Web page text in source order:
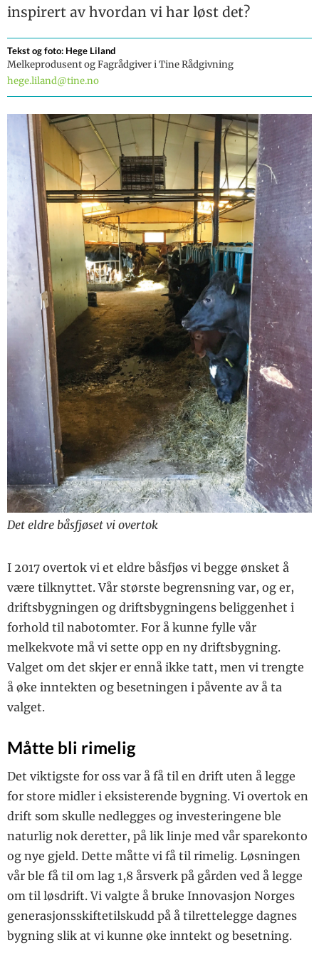
delindekser hos NRF
avlsemner til
avlsarbeidet på NRF
Masteroppgave om
kalvehelse
Gull til Tomb i
sørlige gårder
Jus-spalten
DAGROS
Q-bonden
Animalia
TINE
inspirert av hvordan vi har løst det?
Tekst og foto: Hege Liland
Melkeprodusent og Fagrådgiver i Tine Rådgivning
hege.liland@tine.no
Det eldre båsfjøset vi overtok
I 2017 overtok vi et eldre båsfjøs vi begge ønsket å
være tilknyttet. Vår største begrensning var, og er,
driftsbygningen og driftsbygningens beliggenhet i
forhold til nabotomter. For å kunne fylle vår
melkekvote må vi sette opp en ny driftsbygning.
Valget om det skjer er ennå ikke tatt, men vi trengte
å øke inntekten og besetningen i påvente av å ta
valget.
Måtte bli rimelig
Det viktigste for oss var å få til en drift uten å legge
for store midler i eksisterende bygning. Vi overtok en
drift som skulle nedlegges og investeringene ble
naturlig nok deretter, på lik linje med vår sparekonto
og nye gjeld. Dette måtte vi få til rimelig. Løsningen
vår ble få til om lag 1,8 årsverk på gården ved å legge
om til løsdrift. Vi valgte å bruke Innovasjon Norges
generasjonsskiftetilskudd på å tilrettelegge dagnes
bygning slik at vi kunne øke inntekt og besetning.